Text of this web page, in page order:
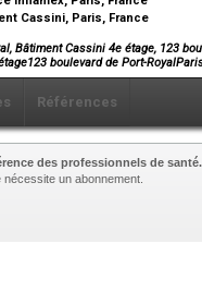
Cassini, Paris, France
Bâtiment Cassini 4e étage, 123
boulevard de Port-
Références
des professionnels de santé.
un abonnement.